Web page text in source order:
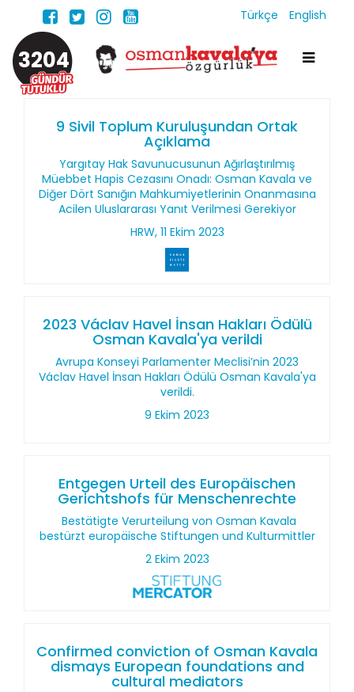
Türkçe English
3204
9 Sivil Toplum Kuruluşundan Ortak
Açıklama
Yargıtay Hak Savunucusunun Ağırlaştırılmış
Müebbet Hapis Cezasını Onadı: Osman Kavala ve
Diğer Dört Sanığın Mahkumiyetlerinin Onanmasına
Acilen Uluslararası Yanıt Verilmesi Gerekiyor
HRW, 11 Ekim 2023
2023 Václav Havel İnsan Hakları Ödülü
Osman Kavala'ya verildi
Avrupa Konseyi Parlamenter Meclisi’nin 2023
Václav Havel İnsan Hakları Ödülü Osman Kavala'ya
verildi.
9 Ekim 2023
Entgegen Urteil des Europäischen
Gerichtshofs für Menschenrechte
Bestätigte Verurteilung von Osman Kavala
bestürzt europäische Stiftungen und Kulturmittler
2 Ekim 2023
Confirmed conviction of Osman Kavala
dismays European foundations and
cultural mediators